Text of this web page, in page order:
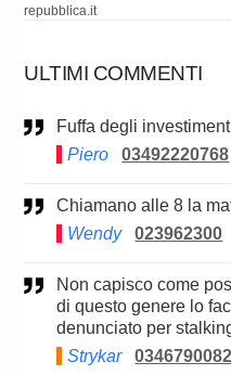
repubblica.it
ULTIMI COMMENTI
Fuffa degli
Piero
03492220768
Chiamano alle 8 la
Wendy
023962300
Non capisco come possa essere legale una tortura
di questo genere lo
denunciato per
Strykar